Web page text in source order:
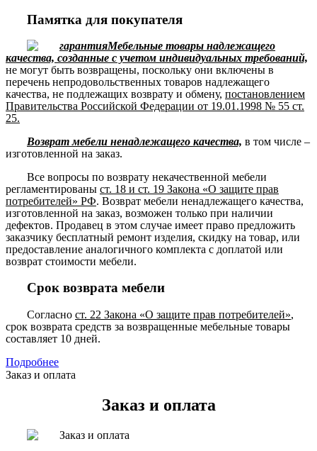
Памятка для покупателя
Мебельные товары надлежащего
качества, созданные с учетом индивидуальных требований,
не могут быть возвращены, поскольку они включены в
перечень непродовольственных товаров надлежащего
качества, не подлежащих возврату и обмену, постановлением
Правительства Российской Федерации от 19.01.1998 № 55 ст.
25.
Возврат мебели ненадлежащего качества, в том числе –
изготовленной на заказ.
Все вопросы по возврату некачественной мебели
регламентированы ст. 18 и ст. 19 Закона «О защите прав
потребителей» РФ. Возврат мебели ненадлежащего качества,
изготовленной на заказ, возможен только при наличии
дефектов. Продавец в этом случае имеет право предложить
заказчику бесплатный ремонт изделия, скидку на товар, или
предоставление аналогичного комплекта с доплатой или
возврат стоимости мебели.
Срок возврата мебели
Согласно ст. 22 Закона «О защите прав потребителей»,
срок возврата средств за возвращенные мебельные товары
составляет 10 дней.
Подробнее
Заказ и оплата
Заказ и оплата